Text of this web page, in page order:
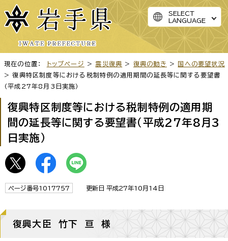
SELECT
LANGUAGE
現在の位置： トップページ > 震災復興 > 復興の動き >
国への要望状況
> 復興特区制度等における税制特例の適用期間の延長等に関する要望書
（平成27年8月3日実施）
復興特区制度等における税制特例の適用期
間の延長等に関する要望書（平成27年8月3
日実施）
ページ番号1017757 更新日 平成27年10月14日
復興大臣 竹下 亘 様